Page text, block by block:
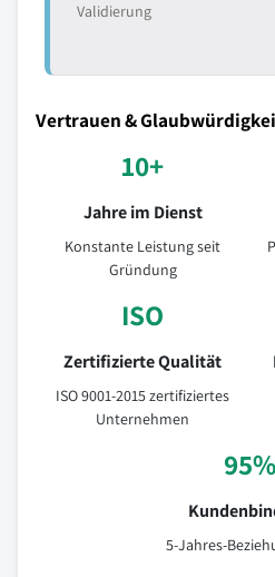
Validierung
Vertrauen &
10+
Jahre im Dienst
Konstante Leistung seit
Gründung
ISO
Zertifizierte Qualität
ISO 9001-2015 zertifiziertes
Unternehmen
95%
5-Jahres-